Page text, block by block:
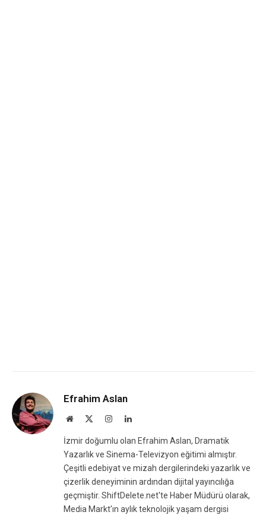
Efrahim Aslan
Website InstagramLinkedIn
İzmir doğumlu olan Efrahim Aslan, Dramatik
Yazarlık ve Sinema-Televizyon eğitimi almıştır.
Çeşitli edebiyat ve mizah dergilerindeki yazarlık ve
çizerlik deneyiminin ardından dijital yayıncılığa
geçmiştir. ShiftDelete.net'te Haber Müdürü olarak,
Media Markt'ın aylık teknolojik yaşam dergisi